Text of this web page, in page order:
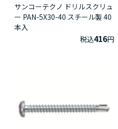
サンコーテクノ ドリルスクリュ
ー PAN-5X30-40 スチール製 40
本入
税込416円